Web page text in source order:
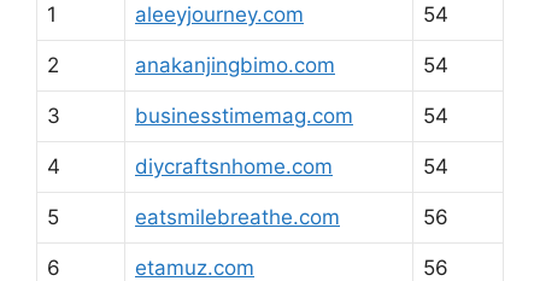
1 aleeyjourney.com 54
2 anakanjingbimo.com 54
3 businesstimemag.com 54
4 diycraftsnhome.com 54
5 eatsmilebreathe.com 56
6 etamuz.com 56